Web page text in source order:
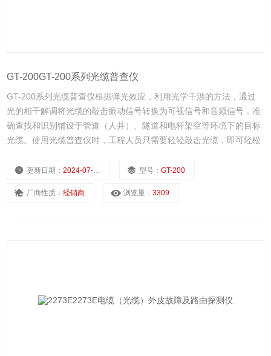
GT-200GT-200系列光缆普查仪
GT-200系列光缆普查仪根据弹光效应，利用光学干涉的方法，通过
光的相干解调将光缆的敲击振动信号转换为可视信号和音频信号，准
确查找和识别铺设于管道（人井）、隧道和电杆架空等环境下的目标
光缆。使用光缆普查仪时，工程人员只需要轻轻敲击光缆，即可轻松
更新日期：2024-07-22 型号：GT-200
厂商性质：经销商 浏览量：3309